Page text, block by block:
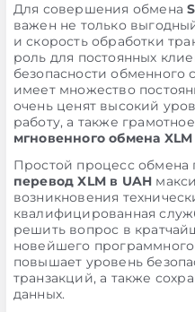
Для совершения обмена
важен не только
и скорость обработки
роль для постоянных
безопасности
имеет множество
очень ценят высокий
работу, а также
мгновенного обмена XLM
Простой процесс обмена
перевод XLM в UAH
возникновения
квалифицированная
решить вопрос в
новейшего
повышает уровень
транзакций, а также
данных.